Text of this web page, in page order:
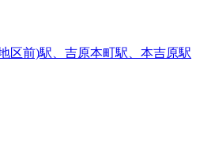
区前)駅、吉原本町駅、本吉原駅